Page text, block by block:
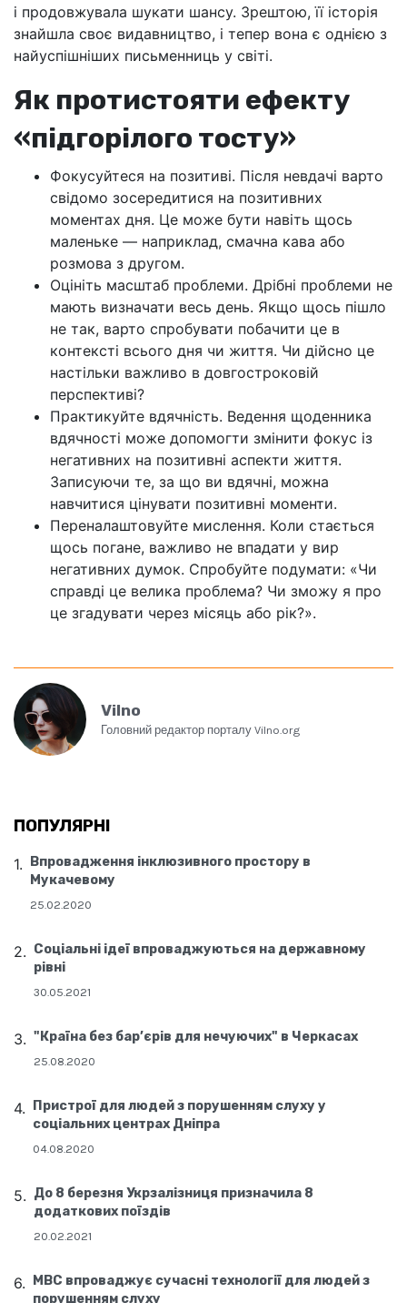
і продовжувала шукати шансу. Зрештою, її історія
знайшла своє видавництво, і тепер вона є однією з
найуспішніших письменниць у світі.
Як протистояти ефекту
«підгорілого тосту»
Фокусуйтеся на позитиві. Після невдачі варто
свідомо зосередитися на позитивних
моментах дня. Це може бути навіть щось
маленьке — наприклад, смачна кава або
розмова з другом.
Оцініть масштаб проблеми. Дрібні проблеми не
мають визначати весь день. Якщо щось пішло
не так, варто спробувати побачити це в
контексті всього дня чи життя. Чи дійсно це
настільки важливо в довгостроковій
перспективі?
Практикуйте вдячність. Ведення щоденника
вдячності може допомогти змінити фокус із
негативних на позитивні аспекти життя.
Записуючи те, за що ви вдячні, можна
навчитися цінувати позитивні моменти.
Переналаштовуйте мислення. Коли стається
щось погане, важливо не впадати у вир
негативних думок. Спробуйте подумати: «Чи
справді це велика проблема? Чи зможу я про
це згадувати через місяць або рік?».
Vilno
Головний редактор порталу Vilno.org
ПОПУЛЯРНІ
Впровадження інклюзивного простору в
Мукачевому
25.02.2020
Соціальні ідеї впроваджуються на державному
рівні
30.05.2021
"Країна без бар’єрів для нечуючих" в Черкасах
25.08.2020
Пристрої для людей з порушенням слуху у
соціальних центрах Дніпра
04.08.2020
До 8 березня Укрзалізниця призначила 8
додаткових поїздів
20.02.2021
МВС впроваджує сучасні технології для людей з
порушенням слуху